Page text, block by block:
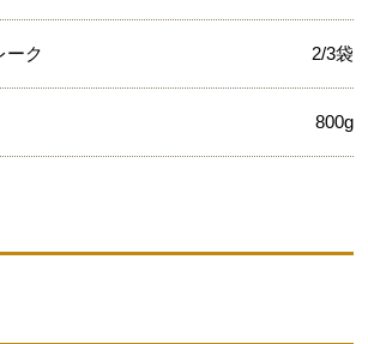
ーク 2/3袋
800g